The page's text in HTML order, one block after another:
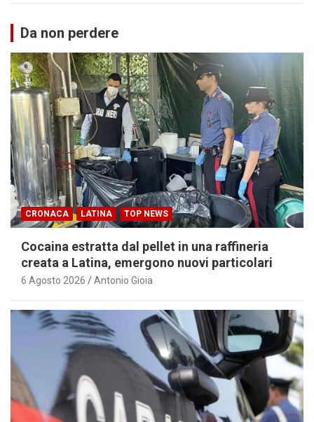
Da non perdere
CRONACA LATINA TOP NEWS
Cocaina estratta dal pellet in una raffineria
creata a Latina, emergono nuovi particolari
6 Agosto 2026 Antonio Gioia